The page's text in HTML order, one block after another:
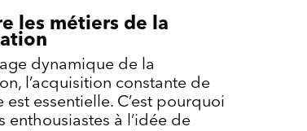
les métiers de la
dynamique de la
l’acquisition constante de
est essentielle. C’est pourquoi
enthousiastes à l’idée de